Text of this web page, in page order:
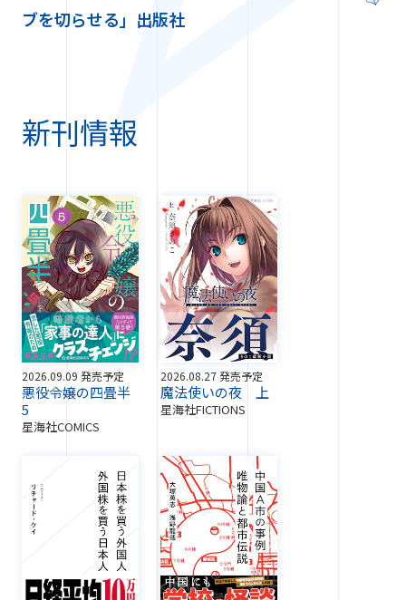
ブを切らせる」出版社
新刊情報
2026.09.09 発売予定
悪役令嬢の四畳半
5
星海社COMICS
2026.08.27 発売予定
魔法使いの夜 上
星海社FICTIONS